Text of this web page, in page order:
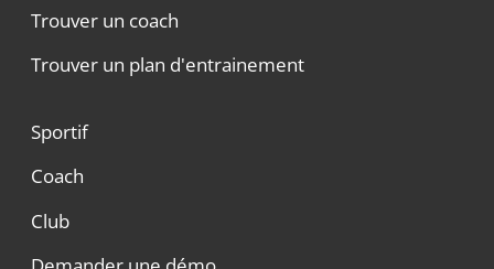
Trouver un coach
Trouver un plan d'entrainement
Sportif
Coach
Club